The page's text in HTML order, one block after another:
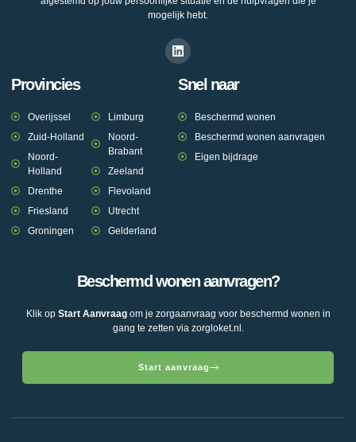
mogelijk hebt.
Provincies
Overijssel
Zuid-Holland
Noord-
Holland
Drenthe
Friesland
Groningen
Limburg
Noord-
Brabant
Zeeland
Flevoland
Utrecht
Gelderland
Snel naar
Beschermd wonen
Beschermd wonen aanvragen
Eigen bijdrage
Beschermd wonen aanvragen?
Klik op Start Aanvraagom je zorgaanvraag voor beschermd wonen in
gang te zetten via zorgloket.nl.
Start aanvraag